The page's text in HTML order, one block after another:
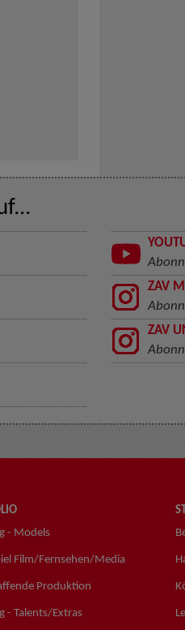
ZAV
ZAV
- Models
Film/Fernsehen/Media
Produktion
- Talents/Extras